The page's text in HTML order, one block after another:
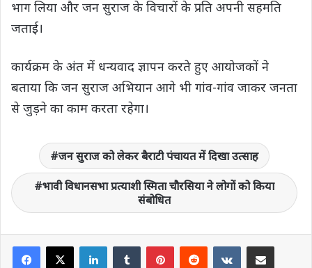
भाग लिया और जन सुराज के विचारों के प्रति अपनी सहमति
जताई।
कार्यक्रम के अंत में धन्यवाद ज्ञापन करते हुए आयोजकों ने
बताया कि जन सुराज अभियान आगे भी गांव-गांव जाकर जनता
से जुड़ने का काम करता रहेगा।
जन सुराज को लेकर बैराटी पंचायत में दिखा उत्साह
भावी विधानसभा प्रत्याशी स्मिता चौरसिया ने लोगों को किया
संबोधित
LinkedInTumblrPinterestRedditVKontakte
Share via Email